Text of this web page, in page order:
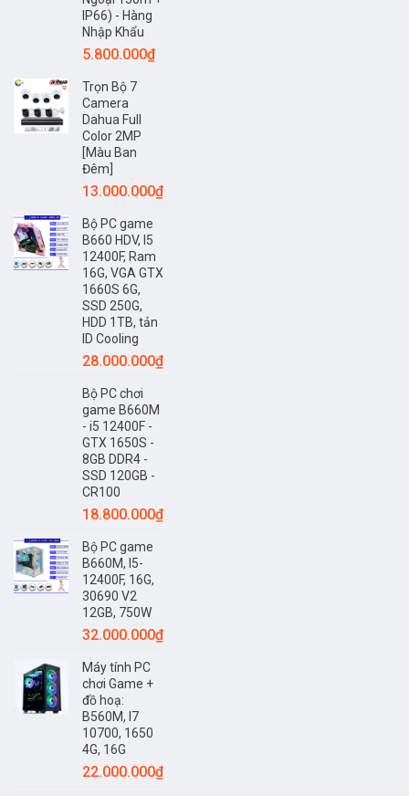
IP66) - Hàng
Nhập Khẩu
5.800.000₫
Trọn Bộ 7
Camera
Dahua Full
Color 2MP
[Màu Ban
Đêm]
13.000.000₫
Bộ PC game
B660 HDV, I5
12400F, Ram
16G, VGA GTX
1660S 6G,
SSD 250G,
HDD 1TB, tản
ID Cooling
28.000.000₫
Bộ PC chơi
game B660M
- i5 12400F -
GTX 1650S -
8GB DDR4 -
SSD 120GB -
CR100
18.800.000₫
Bộ PC game
B660M, I5-
12400F, 16G,
30690 V2
12GB, 750W
32.000.000₫
Máy tính PC
chơi Game +
đồ hoạ:
B560M, I7
10700, 1650
4G, 16G
22.000.000₫